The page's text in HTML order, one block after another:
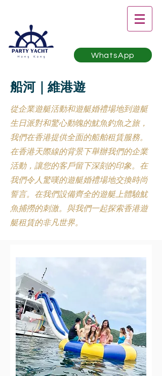
WhatsApp
船河｜維港遊
從企業遊艇活動和遊艇婚禮場地到遊艇
生日派對和驚心動魄的魷魚釣魚之旅，
我們在香港提供全面的船舶租賃服務。
在香港天際線的背景下舉辦我們的企業
活動，讓您的客戶留下深刻的印象。在
我們令人驚嘆的遊艇婚禮場地交換時尚
誓言。在我們設備齊全的遊艇上體驗魷
魚捕撈的刺激。與我們一起探索香港遊
艇租賃的非凡世界。